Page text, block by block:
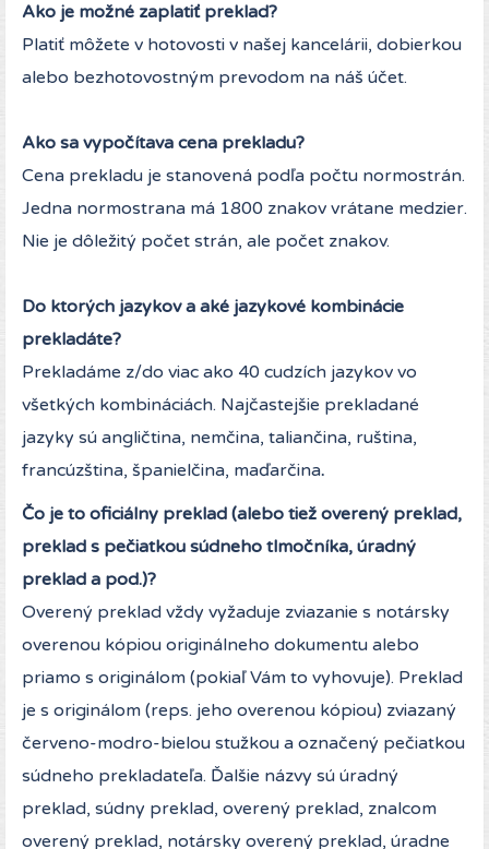
Ako je možné zaplatiť preklad?
Platiť môžete v hotovosti v našej kancelárii, dobierkou
alebo bezhotovostným prevodom na náš účet.
Ako sa vypočítava cena prekladu?
Cena prekladu je stanovená podľa počtu normostrán.
Jedna normostrana má 1800 znakov vrátane medzier.
Nie je dôležitý počet strán, ale počet znakov.
Do ktorých jazykov a aké jazykové kombinácie
prekladáte?
Prekladáme z/do viac ako 40 cudzích jazykov vo
všetkých kombináciách. Najčastejšie prekladané
jazyky sú angličtina, nemčina, taliančina, ruština,
francúzština, španielčina, maďarčina.
Čo je to oficiálny preklad (alebo tiež overený preklad,
preklad s pečiatkou súdneho tlmočníka, úradný
preklad a pod.)?
Overený preklad vždy vyžaduje zviazanie s notársky
overenou kópiou originálneho dokumentu alebo
priamo s originálom (pokiaľ Vám to vyhovuje). Preklad
je s originálom (reps. jeho overenou kópiou) zviazaný
červeno-modro-bielou stužkou a označený pečiatkou
súdneho prekladateľa. Ďalšie názvy sú úradný
preklad, súdny preklad, overený preklad, znalcom
overený preklad, notársky overený preklad, úradne